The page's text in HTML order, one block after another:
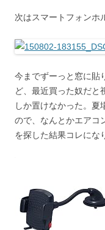
次はスマートフォンホ
今までずーっと窓に貼
ど、最近買った奴だと
しか置けなかった。夏
ので、なんとかエアコ
を探した結果コレにな